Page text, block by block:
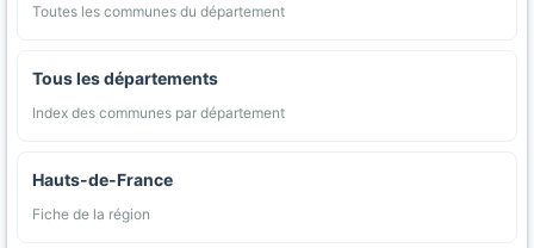
Toutes les communes du département
Tous les départements
Index des communes par département
Hauts-de-France
Fiche de la région